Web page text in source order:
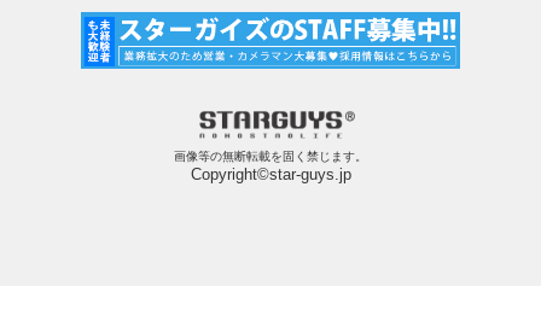
画像等の無断転載を固く禁じます。
Copyright©star-guys.jp